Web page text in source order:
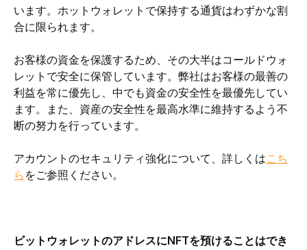
います。ホットウォレットで保持する通貨はわずかな割
合に限られます。
お客様の資金を保護するため、その大半はコールドウォ
レットで安全に保管しています。弊社はお客様の最善の
利益を常に優先し、中でも資金の安全性を最優先してい
ます。また、資産の安全性を最高水準に維持するよう不
断の努力を行っています。
アカウントのセキュリティ強化について、詳しくはこち
ら をご参照ください。
ビットウォレットのアドレスにNFTを預けることはでき